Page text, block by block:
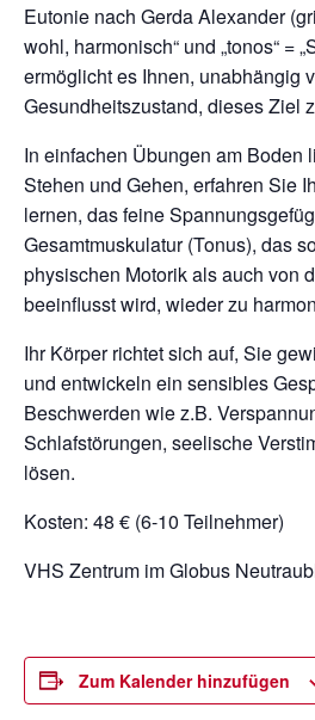
Eutonie nach Gerda Alexander
wohl, harmonisch“ und „tonos“ =
ermöglicht es Ihnen, unabhängig
Gesundheitszustand, dieses Ziel
In einfachen Übungen am Boden
Stehen und Gehen, erfahren Sie
lernen, das feine
Gesamtmuskulatur (Tonus), das
physischen Motorik als auch von
beeinflusst wird, wieder zu
Ihr Körper richtet sich auf, Sie
und entwickeln ein sensibles
Beschwerden wie z.B.
Schlafstörungen, seelische
lösen.
Kosten: 48 € (6-10 Teilnehmer)
VHS Zentrum im Globus
Zum Kalender hinzufügen